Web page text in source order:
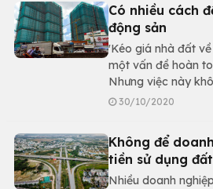
Có nhiều cách
động sản
'Kéo giá nhà đất
một vấn đề hoàn
Nhưng việc này
doanh nghiệp. Cần
30/10/2020
Không để
tiền sử dụng đất
Nhiều doanh